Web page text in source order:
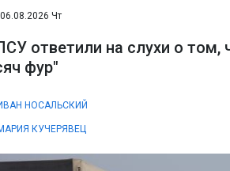
Чт
ответили на слухи о том,
фур"
НОСАЛЬСКИЙ
КУЧЕРЯВЕЦ